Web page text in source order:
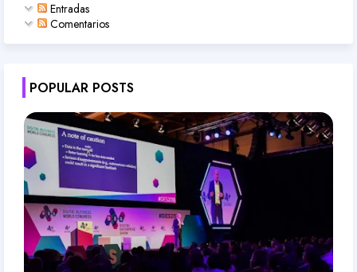
Entradas
Comentarios
POPULAR POSTS